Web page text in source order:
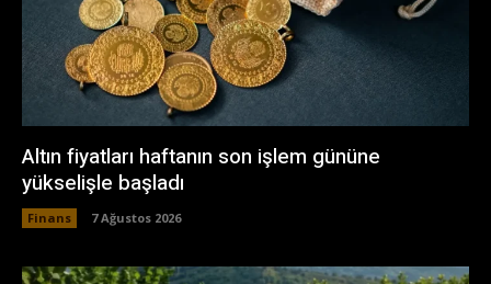
Altın fiyatları haftanın son işlem gününe
yükselişle başladı
Finans 7 Ağustos 2026